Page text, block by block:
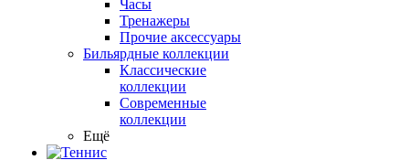
Часы
Тренажеры
Прочие аксессуары
Бильярдные коллекции
Классические
коллекции
Современные
коллекции
Ещё